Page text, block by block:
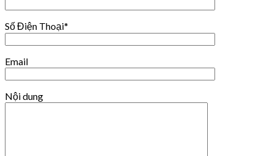
Số Điện Thoại*
Email
Nội dung